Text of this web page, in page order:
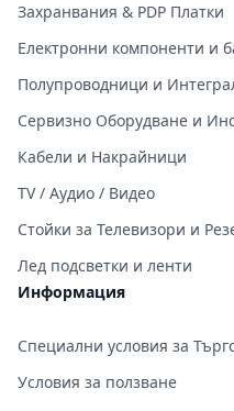
Захранвания & PDP Платки
Електронни компоненти и
Полупроводници и
Сервизно Оборудване и
Кабели и Накрайници
TV / Аудио / Видео
Стойки за Телевизори и
Лед подсветки и ленти
Информация
Специални условия за
Условия за ползване